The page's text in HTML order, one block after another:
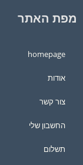
מפת האתר
homepage
אודות
צור קשר
החשבון שלי
תשלום